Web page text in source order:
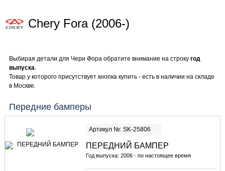
Chery Fora (2006-)
Выбирая детали для Чери Фора обратите внимание на строку год
выпуска.
Товар у которого присутствует кнопка купить - есть в наличии на складе
в Москве.
Передние бамперы
Артикул №: SK-25806
ПЕРЕДНИЙ БАМПЕР
Год выпуска: 2006 - по настоящее время